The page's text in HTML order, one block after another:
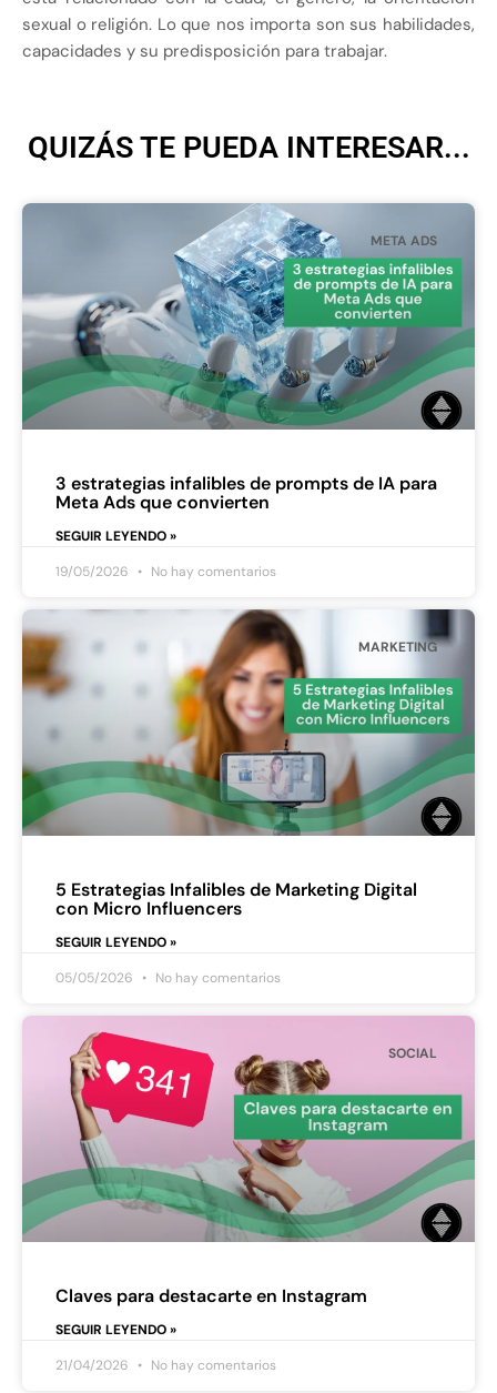
sexual o religión. Lo que nos importa son sus habilidades,
capacidades y su predisposición para trabajar.
QUIZÁS TE PUEDA INTERESAR...
META ADS
3 estrategias infalibles de prompts de IA para
Meta Ads que convierten
SEGUIR LEYENDO »
19/05/2026
No hay comentarios
MARKETING
5 Estrategias Infalibles de Marketing Digital
con Micro Influencers
SEGUIR LEYENDO »
05/05/2026
No hay comentarios
SOCIAL
Claves para destacarte en Instagram
SEGUIR LEYENDO »
21/04/2026
No hay comentarios